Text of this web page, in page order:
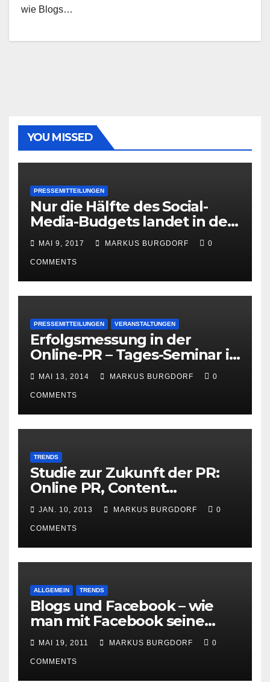
wie Blogs…
YOU MISSED
PRESSEMITTEILUNGEN
Nur die Hälfte des Social-
Media-Budgets landet in der
PRMAI 9, 2017 MARKUS BURGDORF 0
COMMENTS
PRESSEMITTEILUNGEN VERANSTALTUNGEN
Erfolgsmessung in der
Online-PR – Tages-Seminar in
Hamburg am 23. Juni 2014
MAI 13, 2014 MARKUS BURGDORF 0
COMMENTS
TRENDS
Studie zur Zukunft der PR:
Online PR, Content
Marketing und Social Media
gewinnen
JAN. 10, 2013 MARKUS BURGDORF 0
COMMENTS
ALLGEMEIN TRENDS
Blogs und Facebook – wie
man mit Facebook seine
Besucher effektiv reduzieren
kann
MAI 19, 2011 MARKUS BURGDORF 0
COMMENTS